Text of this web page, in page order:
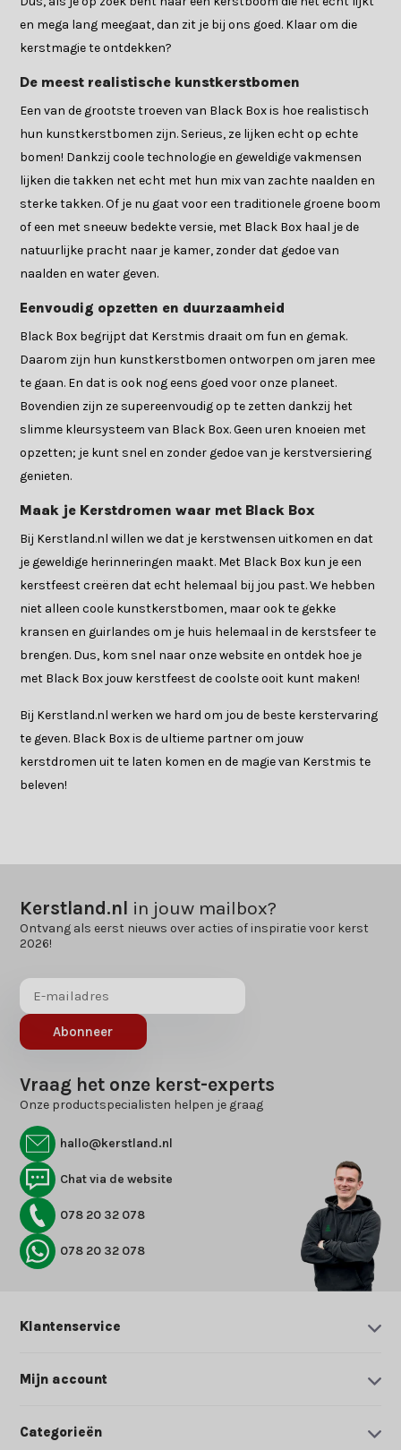
en mega lang meegaat, dan zit je bij ons goed. Klaar om die
kerstmagie te ontdekken?
De meest realistische kunstkerstbomen
Een van de grootste troeven van Black Box is hoe realistisch
hun kunstkerstbomen zijn. Serieus, ze lijken echt op echte
bomen! Dankzij coole technologie en geweldige vakmensen
lijken die takken net echt met hun mix van zachte naalden en
sterke takken. Of je nu gaat voor een traditionele groene boom
of een met sneeuw bedekte versie, met Black Box haal je de
natuurlijke pracht naar je kamer, zonder dat gedoe van
naalden en water geven.
Eenvoudig opzetten en duurzaamheid
Black Box begrijpt dat Kerstmis draait om fun en gemak.
Daarom zijn hun kunstkerstbomen ontworpen om jaren mee
te gaan. En dat is ook nog eens goed voor onze planeet.
Bovendien zijn ze supereenvoudig op te zetten dankzij het
slimme kleursysteem van Black Box. Geen uren knoeien met
opzetten; je kunt snel en zonder gedoe van je kerstversiering
genieten.
Maak je Kerstdromen waar met Black Box
Bij Kerstland.nl willen we dat je kerstwensen uitkomen en dat
je geweldige herinneringen maakt. Met Black Box kun je een
kerstfeest creëren dat echt helemaal bij jou past. We hebben
niet alleen coole kunstkerstbomen, maar ook te gekke
kransen en guirlandes om je huis helemaal in de kerstsfeer te
brengen. Dus, kom snel naar onze website en ontdek hoe je
met Black Box jouw kerstfeest de coolste ooit kunt maken!
Bij Kerstland.nl werken we hard om jou de beste kerstervaring
te geven. Black Box is de ultieme partner om jouw
kerstdromen uit te laten komen en de magie van Kerstmis te
beleven!
Kerstland.nl in jouw mailbox?
Ontvang als eerst nieuws over acties of inspiratie voor kerst
2026!
Abonneer
Vraag het onze kerst-experts
Onze productspecialisten helpen je graag
hallo@kerstland.nl
Chat via de website
078 20 32 078
078 20 32 078
Klantenservice
Mijn account
Categorieën